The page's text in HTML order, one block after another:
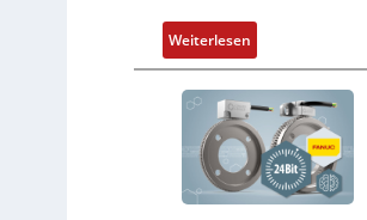
Weiterlesen:
D
r
e
h
g
e